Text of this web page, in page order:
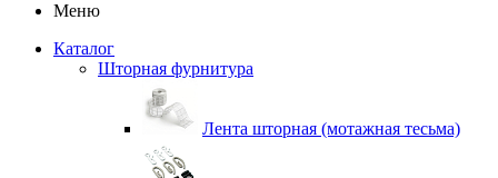
Меню
Каталог
Шторная фурнитура
Лента шторная (мотажная тесьма)